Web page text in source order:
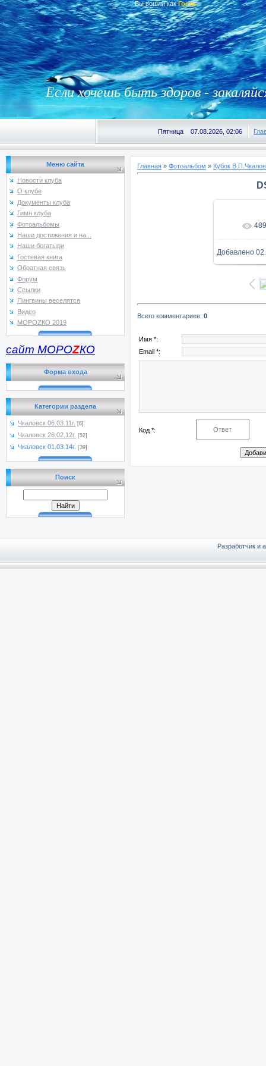
Вы вошли как Гость
Если хочешь быть здоров -
Пятница 07.08.2026, 02:06
Меню сайта
Новости клуба
О клубе
Документы клуба
Гимн клуба
Фотоальбомы
Наши достижения и на...
Наши богатыри
Гостевая книга
Обратная связь
Форум
Ссылки
Пингвины веселятся
Видео
МОРОZКО 2019
сайт МОРОZКО
Форма входа
Категории раздела
Чкаловск 06.03.11г. [6]
Чкаловск 26.02.12г. [52]
Чкаловск 01.03.14г. [39]
Поиск
Главная » Фотоальбом » Кубок
В 489
Добавлено
Всего комментариев: 0
Имя *:
Email *:
Код *:
Разработчик и